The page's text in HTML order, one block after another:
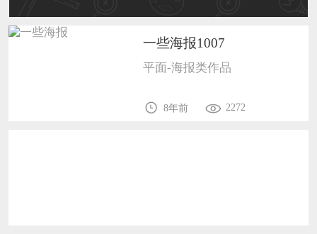
恭喜133****8874用户作品已成功备案！
恭喜138****8638用户作品已成功备案！
恭喜133****9020用户作品已成功备案！
一些海报1007
平面-海报类作品
8年前 2272